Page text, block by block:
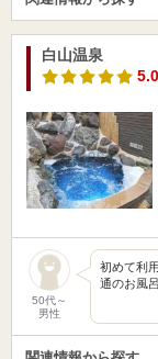
白山温泉
50代～
男性
初めて利
通のお風